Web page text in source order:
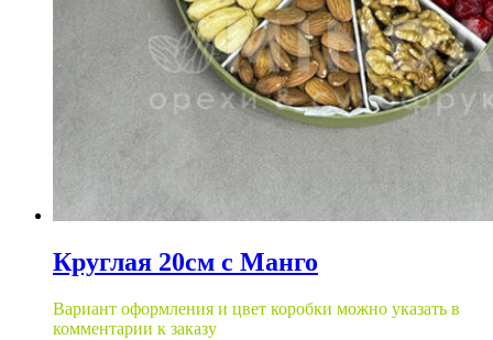
Круглая 20см с Манго
Вариант оформления и цвет коробки можно указать в
комментарии к заказу